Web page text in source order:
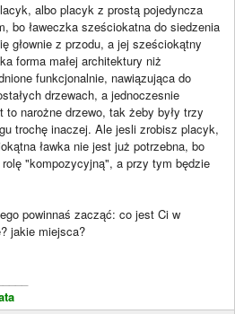
albo placyk z prostą pojedyncza
bo ławeczka sześciokatna do siedzenia
głownie z przodu, a jej sześciokątny
forma małej architektury niż
funkcjonalnie, nawiązująca do
drzewach, a jednoczesnie
to narożne drzewo, tak żeby były trzy
trochę inaczej. Ale jesli zrobisz placyk,
ławka nie jest już potrzebna, bo
"kompozycyjną", a przy tym będzie
powinnaś zacząć: co jest Ci w
jakie miejsca?